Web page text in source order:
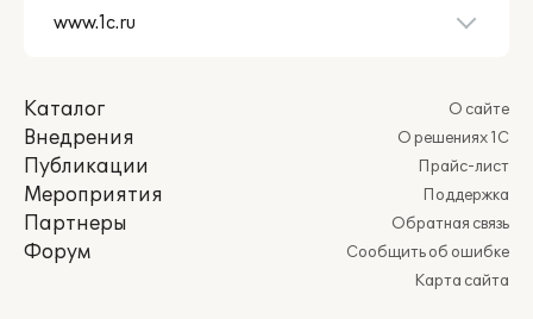
Каталог
Внедрения
Публикации
Мероприятия
Партнеры
Форум
О сайте
О решениях 1С
Прайс-лист
Поддержка
Обратная связь
Сообщить об ошибке
Карта сайта